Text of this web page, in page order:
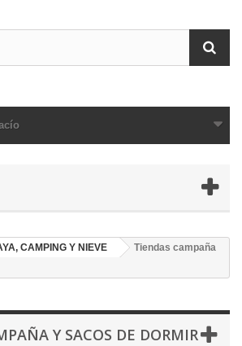
CAMPING Y NIEVE
Tiendas campaña
Y SACOS DE DORMIR